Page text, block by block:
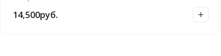
14,500руб.